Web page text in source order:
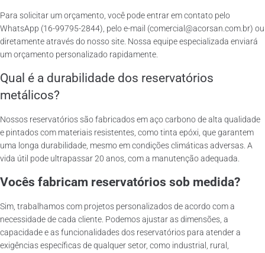
Para solicitar um orçamento, você pode entrar em contato pelo
WhatsApp (16-99795-2844), pelo e-mail (comercial@acorsan.com.br) ou
diretamente através do nosso site. Nossa equipe especializada enviará
um orçamento personalizado rapidamente.
Qual é a durabilidade dos reservatórios
metálicos?
Nossos reservatórios são fabricados em aço carbono de alta qualidade
e pintados com materiais resistentes, como tinta epóxi, que garantem
uma longa durabilidade, mesmo em condições climáticas adversas. A
vida útil pode ultrapassar 20 anos, com a manutenção adequada.
Vocês fabricam reservatórios sob medida?
Sim, trabalhamos com projetos personalizados de acordo com a
necessidade de cada cliente. Podemos ajustar as dimensões, a
capacidade e as funcionalidades dos reservatórios para atender a
exigências específicas de qualquer setor, como industrial, rural,